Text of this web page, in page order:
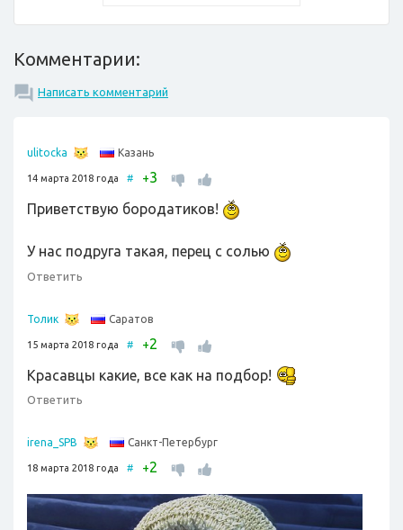
Комментарии:
Написать комментарий
ulitocka Казань
14 марта 2018 года # +3
Приветствую бородатиков!
У нас подруга такая, перец с солью
Ответить
Толик Саратов
15 марта 2018 года # +2
Красавцы какие, все как на подбор!
Ответить
irena_SPB Санкт-Петербург
18 марта 2018 года # +2